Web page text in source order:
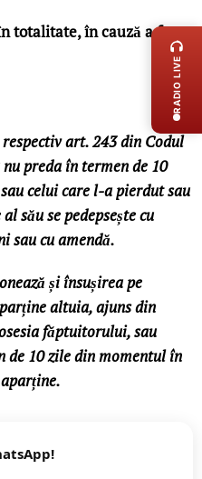
totalitate, în cauză a fost
art. 243 din Codul
nu preda în termen de 10
celui care l-a pierdut sau
său se pedepsește cu
sau cu amendă.
și însușirea pe
altuia, ajuns din
făptuitorului, sau
de 10 zile din momentul în
RADIO LIVE